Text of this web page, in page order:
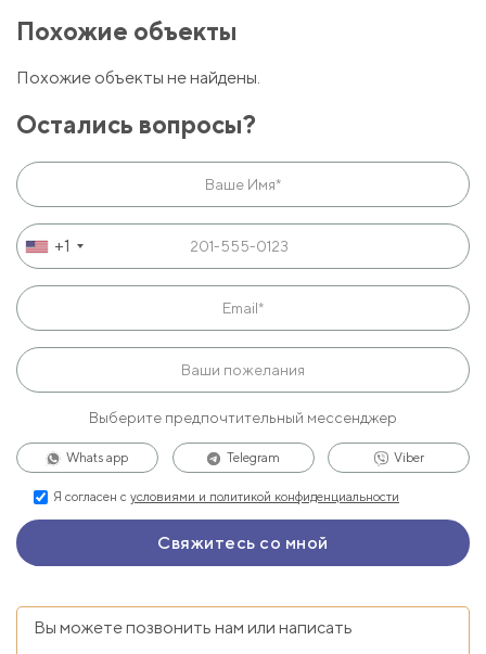
Похожие объекты
Похожие объекты не найдены.
Остались вопросы?
+1
Выберите предпочтительный мессенджер
Whats app Telegram Viber
Я согласен с условиями и политикой конфиденциальности
Вы можете позвонить нам или написать